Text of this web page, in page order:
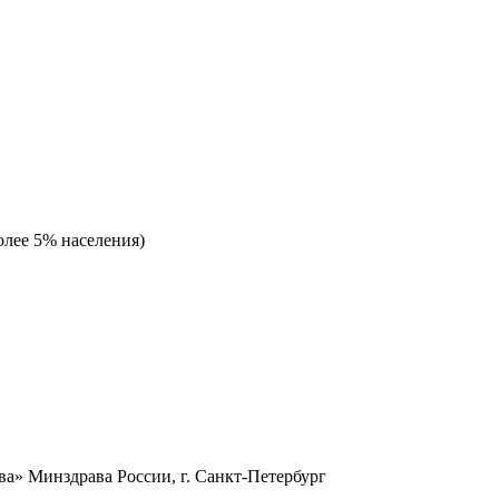
5% населения)
Минздрава России, г. Санкт-Петербург